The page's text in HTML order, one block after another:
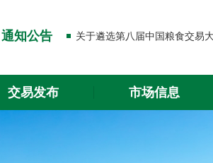
通知公告
交易发布 市场信息